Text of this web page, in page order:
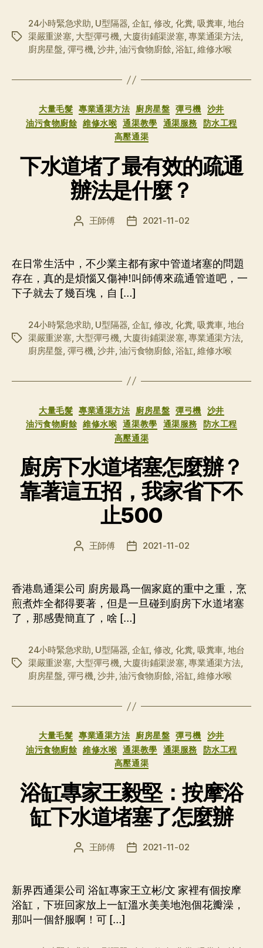
标
24小時緊急求助, U型隔器, 企缸, 修改, 化糞, 吸糞車, 地台
渠嚴重淤塞, 大型彈弓機, 大廈街鋪渠淤塞,專業通渠方法,
廚房星盤, 彈弓機,沙井,油污食物廚餘,浴缸,維修水喉
分
类
大量毛髮 專業通渠方法 廚房星盤 彈弓機
沙井
油污食物廚餘 維修水喉 通渠教學 通渠服務
防水工程
高壓通渠
下水道堵了最有效的疏通
辦法是什麼？
文
者
王師傅
发
期
2021-11-02
在日常生活中，不少業主都有家中管道堵塞的問題
存在，真的是煩惱又傷神!叫師傅來疏通管道吧，一
下子就去了幾百塊，自 […]
标
24小時緊急求助, U型隔器, 企缸, 修改, 化糞, 吸糞車, 地台
渠嚴重淤塞, 大型彈弓機, 大廈街鋪渠淤塞,專業通渠方法,
廚房星盤, 彈弓機,沙井,油污食物廚餘,浴缸,維修水喉
分
类
大量毛髮 專業通渠方法 廚房星盤 彈弓機
沙井
油污食物廚餘 維修水喉 通渠教學 通渠服務
防水工程
高壓通渠
廚房下水道堵塞怎麼辦？
靠著這五招，我家省下不
止500
文
者
王師傅
发
期
2021-11-02
香港島通渠公司 廚房最爲一個家庭的重中之重，烹
煎煮炸全都得要著，但是一旦碰到廚房下水道堵塞
了，那感覺簡直了，啥 […]
标
24小時緊急求助, U型隔器, 企缸, 修改, 化糞, 吸糞車, 地台
渠嚴重淤塞, 大型彈弓機, 大廈街鋪渠淤塞,專業通渠方法,
廚房星盤, 彈弓機,沙井,油污食物廚餘,浴缸,維修水喉
分
类
大量毛髮 專業通渠方法 廚房星盤 彈弓機
沙井
油污食物廚餘 維修水喉 通渠教學 通渠服務
防水工程
高壓通渠
浴缸專家王毅堅：按摩浴
缸下水道堵塞了怎麼辦
文
者
王師傅
发
期
2021-11-02
新界西通渠公司 浴缸專家王立彬/文 家裡有個按摩
浴缸，下班回家放上一缸溫水美美地泡個花瓣澡，
那叫一個舒服啊！可 […]